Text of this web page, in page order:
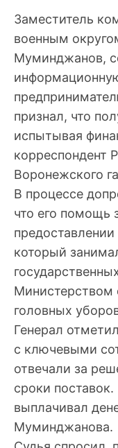
Заместитель
военным
Муминджанов,
признал, что
испытывая
корреспондент
Воронежского
В процессе
что его помощь
который
Министерством
головных
Генерал
с ключевыми
отвечали за
сроки
выплачивал
Муминджанова.